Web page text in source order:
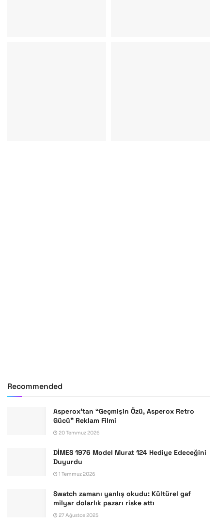
Recommended
Asperox’tan “Geçmişin Özü, Asperox Retro
Gücü” Reklam Filmi
20 Temmuz 2026
DİMES 1976 Model Murat 124 Hediye Edeceğini
Duyurdu
1 Temmuz 2026
Swatch zamanı yanlış okudu: Kültürel gaf
milyar dolarlık pazarı riske attı
27 Ağustos 2025